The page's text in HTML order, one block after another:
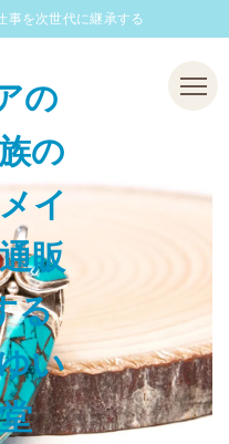
事を次世代に継承する
Menu